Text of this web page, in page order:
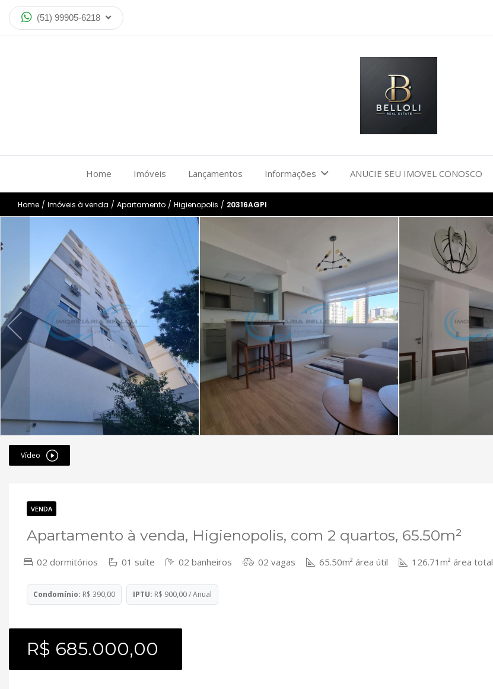
(51) 99905-6218
Home Imóveis Lançamentos Informações ANUCIE SEU IMOVEL CONOSCO
Home / Imóveis à venda / Apartamento / Higienopolis / 20316AGPI
Vídeo
VENDA
Apartamento à venda, Higienopolis, com 2 quartos, 65.50m²
02 dormitórios 01 suíte 02 banheiros 02 vagas 65.50m² área útil 126.71m² área total
Condomínio: R$ 390,00 IPTU: R$ 900,00 / Anual
R$ 685.000,00